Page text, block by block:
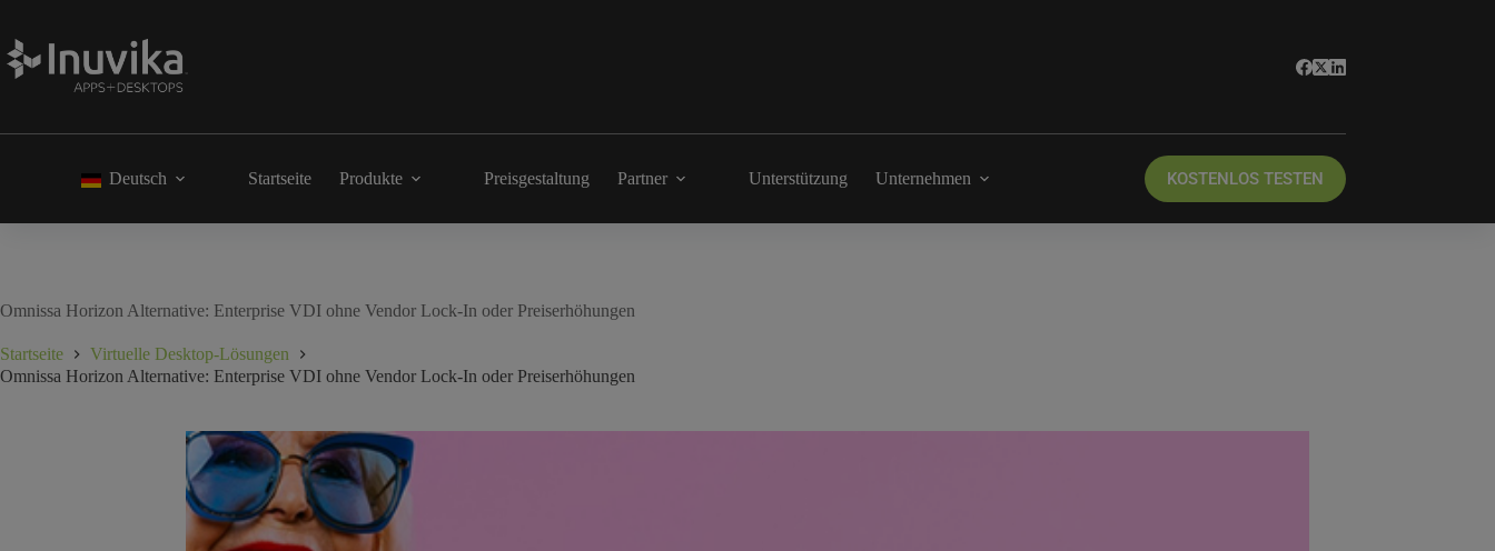
Deutsch Startseite Produkte Preisgestaltung Partner Unterstützung Unternehmen KOSTENLOS TESTEN
Omnissa Horizon Alternative: Enterprise VDI ohne Vendor Lock-In oder Preiserhöhungen
Startseite
Virtuelle Desktop-Lösungen
Omnissa Horizon Alternative: Enterprise VDI ohne Vendor Lock-In oder Preiserhöhungen